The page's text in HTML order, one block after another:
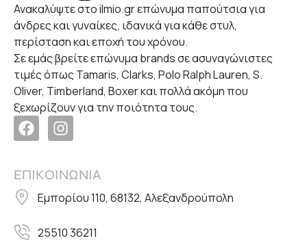
Ανακαλύψτε στο ilmio.gr επώνυμα παπούτσια για
άνδρες και γυναίκες, ιδανικά για κάθε στυλ,
περίσταση και εποχή του χρόνου.
Σε εμάς βρείτε επώνυμα brands σε ασυναγώνιστες
τιμές όπως Tamaris, Clarks, Polo Ralph Lauren, S.
Oliver, Timberland, Boxer και πολλά ακόμη που
ξεχωρίζουν για την ποιότητα τους.
ΕΠΙΚΟΙΝΩΝΙΑ
Εμπορίου 110, 68132, Αλεξανδρούπολη
25510 36211